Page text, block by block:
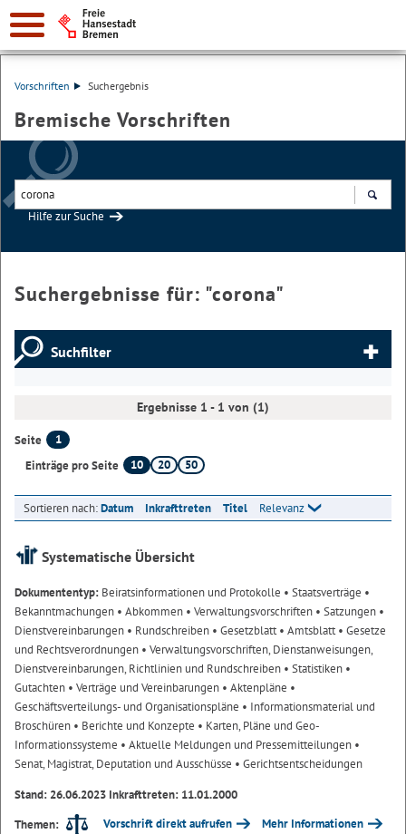
Vorschriften Suchergebnis
Bremische Vorschriften
Hilfe zur Suche
Suchergebnisse für: "corona"
Suchfilter
Ergebnisse 1 - 1 von (1)
Seite
1
Einträge pro Seite
10 20 50
Sortieren nach:Datum Inkrafttreten Titel Relevanz
Systematische Übersicht
Dokumententyp: Beiratsinformationen und Protokolle • Staatsverträge •
Bekanntmachungen • Abkommen • Verwaltungsvorschriften • Satzungen •
Dienstvereinbarungen • Rundschreiben • Gesetzblatt• Amtsblatt• Gesetze
und Rechtsverordnungen • Verwaltungsvorschriften, Dienstanweisungen,
Dienstvereinbarungen, Richtlinien und Rundschreiben • Statistiken •
Gutachten • Verträge und Vereinbarungen • Aktenpläne •
Geschäftsverteilungs- und Organisationspläne • Informationsmaterial und
Broschüren • Berichte und Konzepte • Karten, Pläne und Geo-
Informationssysteme • Aktuelle Meldungen und Pressemitteilungen •
Senat, Magistrat, Deputation und Ausschüsse • Gerichtsentscheidungen
Stand: 26.06.2023 Inkrafttreten: 11.01.2000
Themen:
Vorschrift direkt aufrufen Mehr Informationen